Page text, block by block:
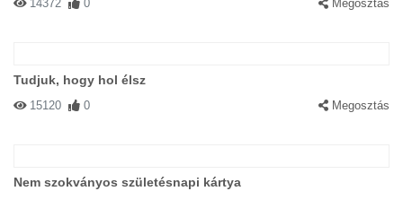
14372 0 Megosztás
Tudjuk, hogy hol élsz
15120 0 Megosztás
Nem szokványos születésnapi kártya